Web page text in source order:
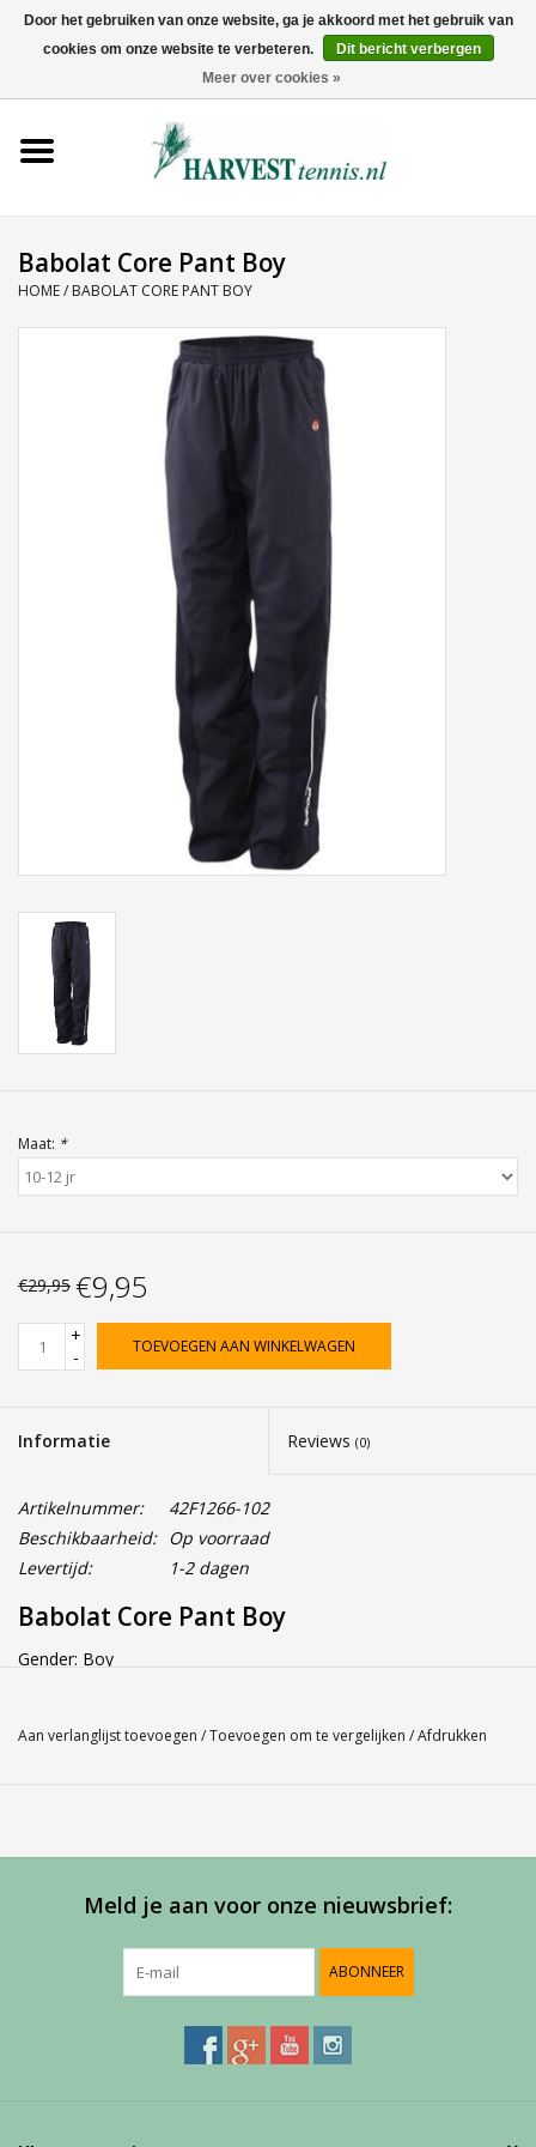
0 Artikelen - €0,00
Tenniskleding
Babolat Core Pant Boy
HOME/ BABOLAT CORE PANT BOY
Maat: *
€29,95 €9,95
+
-
TOEVOEGEN AAN WINKELWAGEN
Informatie Reviews (0)
Artikelnummer:
42F1266-102
Beschikbaarheid: Op voorraad
Levertijd:
1-2 dagen
Babolat Core Pant Boy
Gender: Boy
Bij Harvest-Tennis bieden wij graag persoonlijk advies voor u
meer informatie of om een afspraak te maken in onze
Aan verlanglijst toevoegen /Toevoegen om te vergelijken /Afdrukken
Meld je aan voor onze nieuwsbrief:
ABONNEER
Door het gebruiken van onze website, ga je akkoord met het gebruik van
cookies om onze website te verbeteren.
Dit bericht verbergen
Meer over cookies »